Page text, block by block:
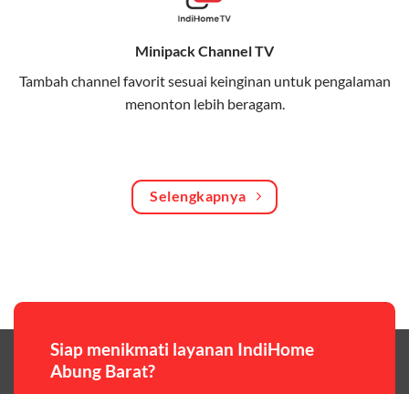
keluarga atau teman secara praktis.
One Bill System
Tagihan internet rumah dan kuota keluarga digabung
dalam satu pembayaran.
Hemat biaya dengan paket internet berkualitas tinggi
premium,berikut ulasan singkatnya:
Paket Easy
Minipack Channel TV
Tambah channel favorit sesuai keinginan untuk pengalaman
menonton lebih beragam.
Selengkapnya
Siap menikmati layanan IndiHome
Abung Barat?